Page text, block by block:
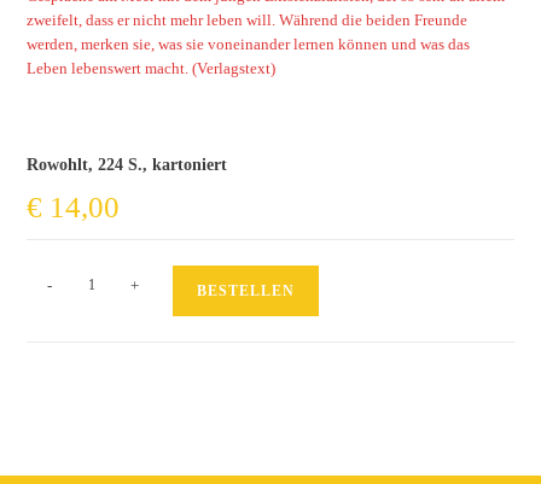
zweifelt, dass er nicht mehr leben will. Während die beiden Freunde
werden, merken sie, was sie voneinander lernen können und was das
Leben lebenswert macht. (Verlagstext)
Rowohlt, 224 S., kartoniert
€ 14,00
- + BESTELLEN